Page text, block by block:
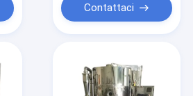
Contattaci